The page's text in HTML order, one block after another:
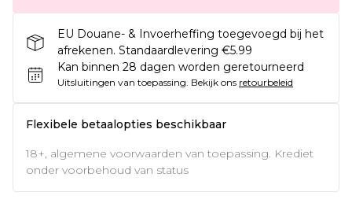
EU Douane- & Invoerheffing toegevoegd bij het
afrekenen. Standaardlevering €5.99
Kan binnen 28 dagen worden geretourneerd
Uitsluitingen van toepassing. Bekijk ons retourbeleid
Flexibele betaalopties beschikbaar
18+, algemene voorwaarden van toepassing. Krediet
onder voorbehoud van status